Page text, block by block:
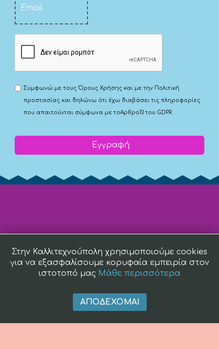
Συμφωνώ με τουςΌρους Χρήσης και με την Πολιτική
προστασίας και δηλώνω ότι έχω διαβάσει τις πληροφορίες
που απαιτούνται σύμφωνα με τοΑρθρο13 του GDPR.
Εγγραφή
Στην Καλλιτεχνούπολη χρησιμοποιούμε cookies
για να εξασφαλίσουμε κορυφαία εμπειρία στον
ιστοτοπό μας Μάθε περισσότερα
ΑΠΟΔΈΧΟΜΑΙ